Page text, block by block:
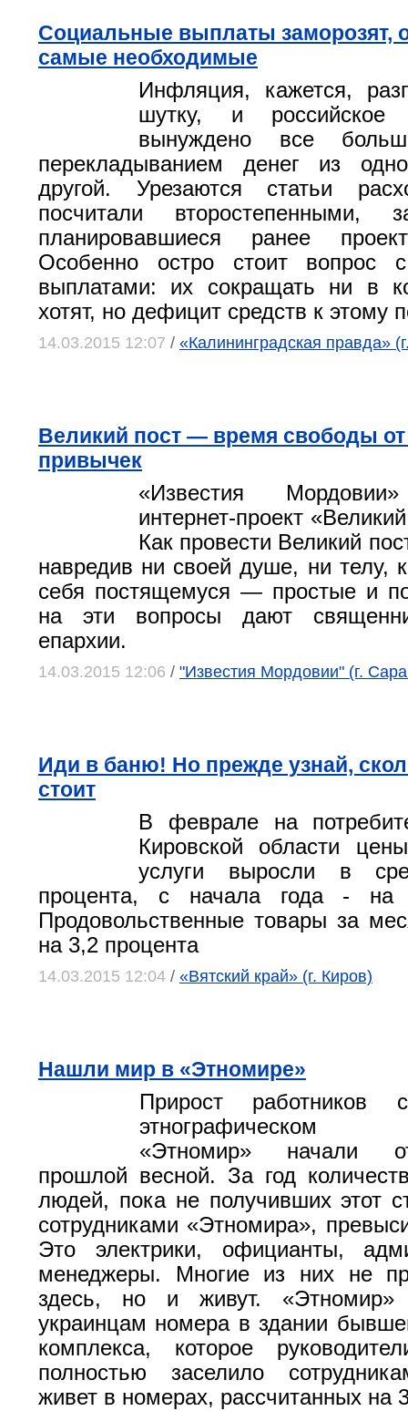
Социальные выплаты заморозят,
самые необходимые
Инфляция, кажется,
шутку, и российское
вынуждено все
перекладыванием денег из
другой. Урезаются статьи
посчитали второстепенными,
планировавшиеся ранее
Особенно остро стоит вопрос
выплатами: их сокращать ни в
хотят, но дефицит средств к этому
14.03.2015 12:07 / «Калининградская правда»
Великий пост — время свободы от
привычек
«Известия
интернет-проект
Как провести Великий
навредив ни своей душе, ни телу,
себя постящемуся — простые и
на эти вопросы дают
епархии.
14.03.2015 12:06 / "Известия Мордовии" (г.
Иди в баню! Но прежде узнай,
стоит
В феврале на
Кировской области
услуги выросли в
процента, с начала года - на
Продовольственные товары за
на 3,2 процента
14.03.2015 12:04 / «Вятский край» (г. Киров)
Нашли мир в «Этномире»
Прирост
этнографическом
«Этномир» начали
прошлой весной. За год
людей, пока не получивших этот
сотрудниками «Этномира»,
Это электрики, официанты,
менеджеры. Многие из них не
здесь, но и живут. «Этномир»
украинцам номера в здании
комплекса, которое
полностью заселило
живет в номерах, рассчитанных на